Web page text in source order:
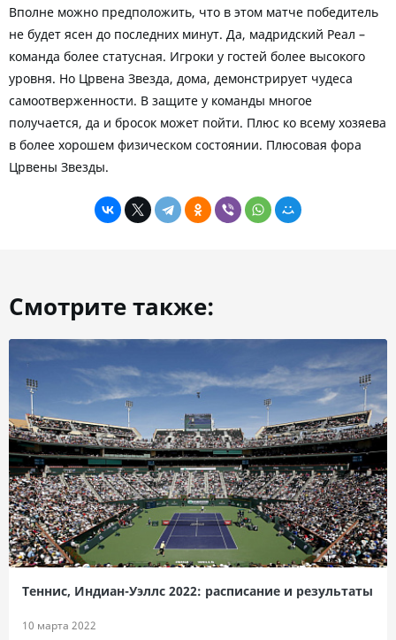
Вполне можно предположить, что в этом матче победитель
не будет ясен до последних минут. Да, мадридский Реал –
команда более статусная. Игроки у гостей более высокого
уровня. Но Црвена Звезда, дома, демонстрирует чудеса
самоотверженности. В защите у команды многое
получается, да и бросок может пойти. Плюс ко всему хозяева
в более хорошем физическом состоянии. Плюсовая фора
Црвены Звезды.
Смотрите также:
Теннис, Индиан-Уэллс 2022: расписание и результаты
10 марта 2022